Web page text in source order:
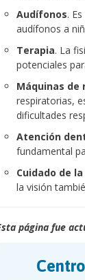
Audífonos.
audífonos a
Terapia. La
potenciales
Máquinas de
respiratorias,
dificultades
Atención
fundamental
Cuidado de
la visión
página fue